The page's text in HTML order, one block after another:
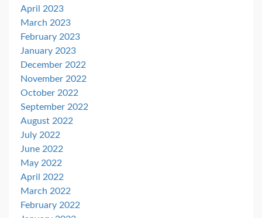
April 2023
March 2023
February 2023
January 2023
December 2022
November 2022
October 2022
September 2022
August 2022
July 2022
June 2022
May 2022
April 2022
March 2022
February 2022